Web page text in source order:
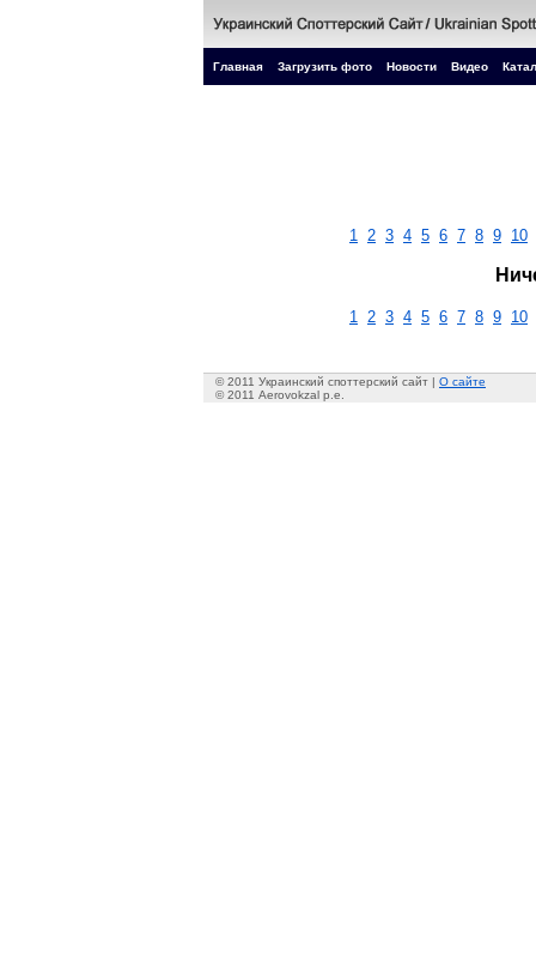
Главная Загрузить фото Новости Видео
1 2 3 4 5 6 7 8 9 10
1 2 3 4 5 6 7 8 9 10
© 2011 Украинский споттерский сайт | О сайте
© 2011 Aerovokzal p.e.